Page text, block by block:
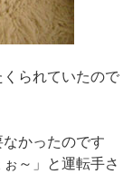
られていたので
かったのです
～」と運転手さ